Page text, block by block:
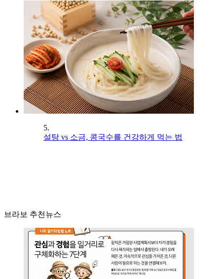
5.
설탕 vs 소금, 콩국수를 건강하게 먹는 법
브라보 추천뉴스